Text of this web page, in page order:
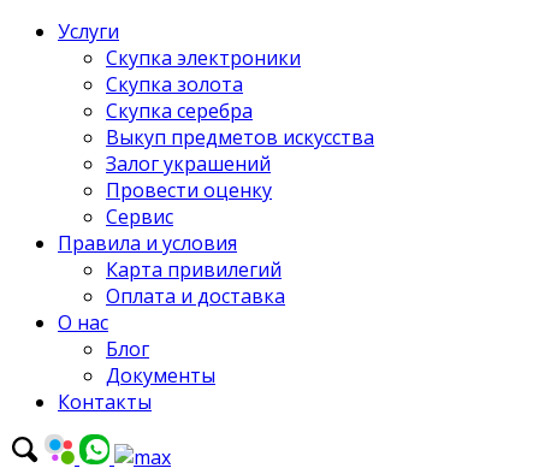
Услуги
Скупка электроники
Скупка золота
Скупка серебра
Выкуп предметов искусства
Залог украшений
Провести оценку
Сервис
Правила и условия
Карта привилегий
Оплата и доставка
О нас
Блог
Документы
Контакты